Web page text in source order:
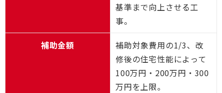
基準まで向上させる工
事。
補助金額
補助対象費用の1/3、改
修後の住宅性能によって
100万円・200万円・300
万円を上限。